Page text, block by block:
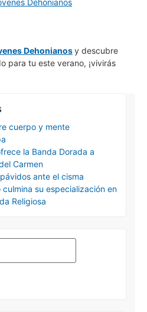
Dehonianos
Dehonianosy descubre
para tu este verano, ¡vivirás
cuerpo y mente
la Banda Dorada a
Carmen
ante el cisma
culmina su especialización en
Religiosa